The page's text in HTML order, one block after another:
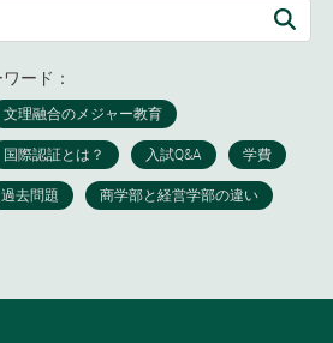
ード：